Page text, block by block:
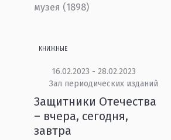
музея (1898)
КНИЖНЫЕ
16.02.2023 - 28.02.2023
Зал периодических изданий
Защитники Отечества
– вчера, сегодня,
завтра